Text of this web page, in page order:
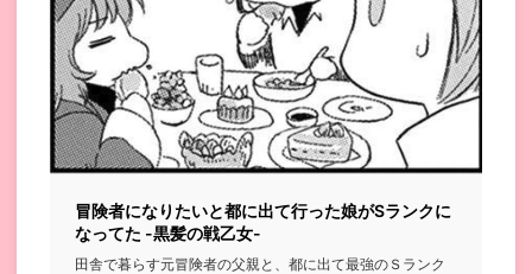
冒険者になりたいと都に出て行った娘がSランクに
なってた -黒髪の戦乙女-
田舎で暮らす元冒険者の父親と、都に出て最強のＳランク